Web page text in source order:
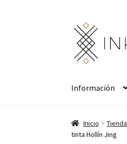
Ir
la
navegación
Ir
contenido
Información
Inicio Tienda
tinta Hollín Jing